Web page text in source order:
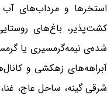
استخرها و مرداب‌های
کشت‌پذیر، باغ‌های
شده‌ی نیمه‌گرمسیری یا
آبراهه‌های زهکشی و
شرقی گینه، ساحل عاج،